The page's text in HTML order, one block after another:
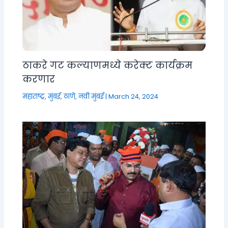
ठाकरे गट कल्याणमध्ये करेक्ट कार्यक्रम
करणार
महाराष्ट्र,मुंबई, ठाणे, नवी मुंबई|March 24, 2024